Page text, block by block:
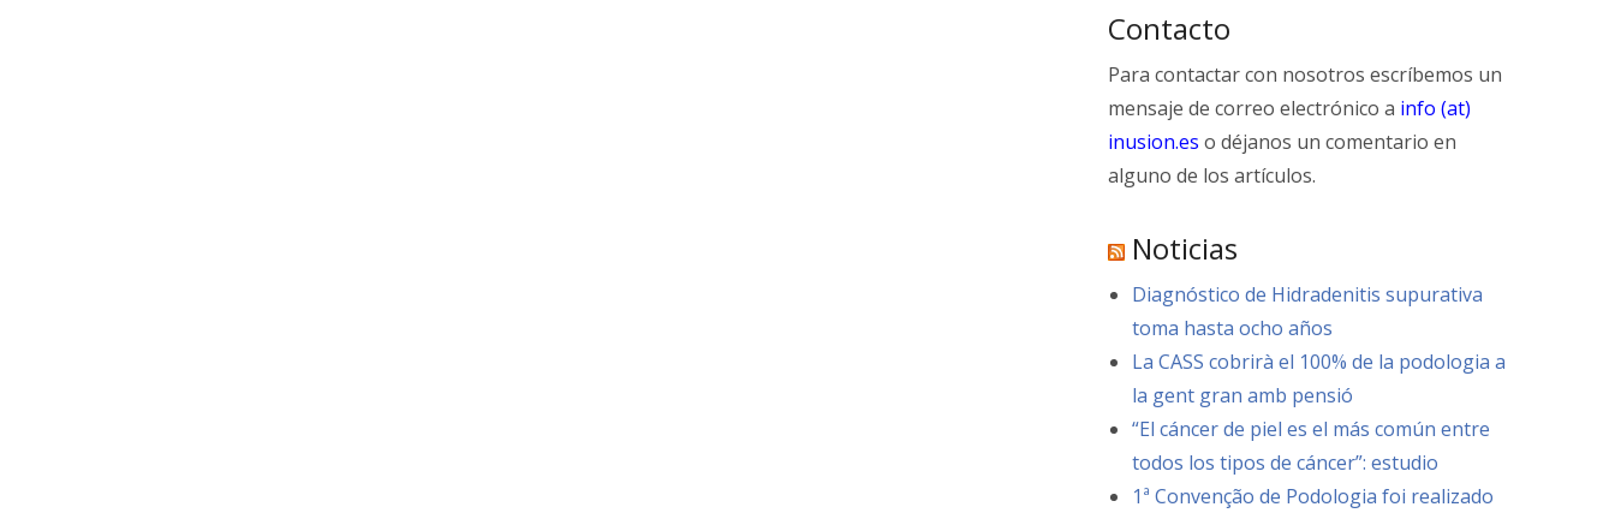
Contacto
Para contactar con nosotros escríbemos un
mensaje de correo electrónico a info (at)
inusion.es o déjanos un comentario en
alguno de los artículos.
Noticias
Diagnóstico de Hidradenitis supurativa
toma hasta ocho años
La CASS cobrirà el 100% de la podologia a
la gent gran amb pensió
“El cáncer de piel es el más común entre
todos los tipos de cáncer”: estudio
1ª Convenção de Podologia foi realizado